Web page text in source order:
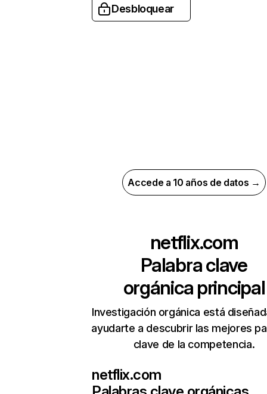
Desbloquear
Accede a 10 años de datos →
netflix.com
Palabra clave
orgánica principal
Investigación orgánica está
ayudarte a descubrir las mejores
clave de la competencia.
netflix.com